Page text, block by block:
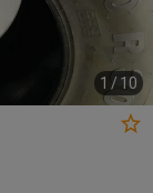
1 / 10